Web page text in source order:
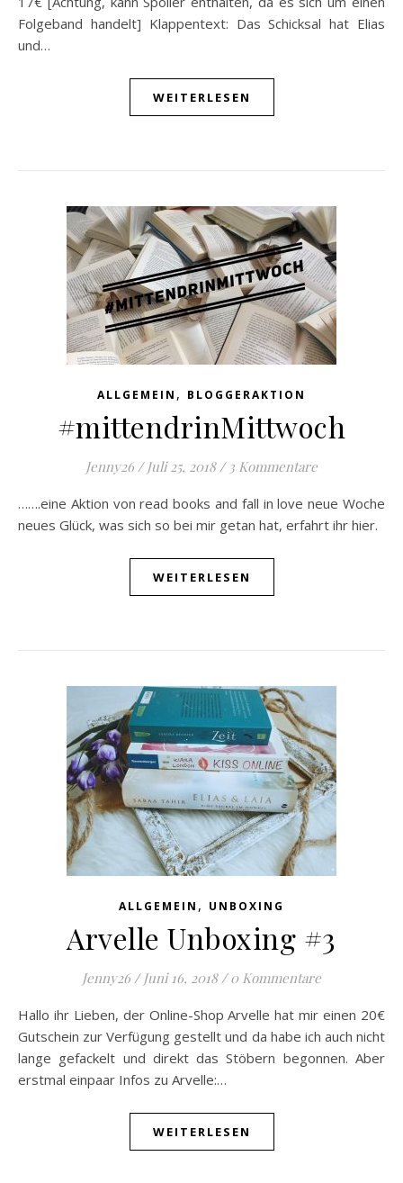
Folgeband handelt] Klappentext: Das Schicksal hat Elias
und…
WEITERLESEN
ALLGEMEIN , BLOGGERAKTION
#mittendrinMittwoch
Jenny26 / Juli 25, 2018 / 3 Kommentare
…….eine Aktion von read books and fall in love neue Woche
neues Glück, was sich so bei mir getan hat, erfahrt ihr hier.
WEITERLESEN
ALLGEMEIN , UNBOXING
Arvelle Unboxing #3
Jenny26 / Juni 16, 2018 / 0 Kommentare
Hallo ihr Lieben, der Online-Shop Arvelle hat mir einen 20€
Gutschein zur Verfügung gestellt und da habe ich auch nicht
lange gefackelt und direkt das Stöbern begonnen. Aber
erstmal einpaar Infos zu Arvelle:…
WEITERLESEN